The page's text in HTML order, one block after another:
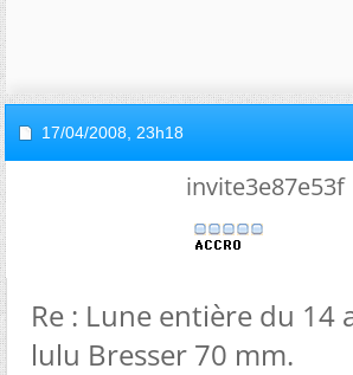
17/04/2008, 23h18
invite3e87e53f
Re : Lune entière du 14
lulu Bresser 70 mm.